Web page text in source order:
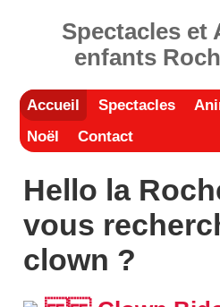
Spectacles et
enfants
Accueil Spectacles
Noël
Contact
Hello la
vous
clown ?